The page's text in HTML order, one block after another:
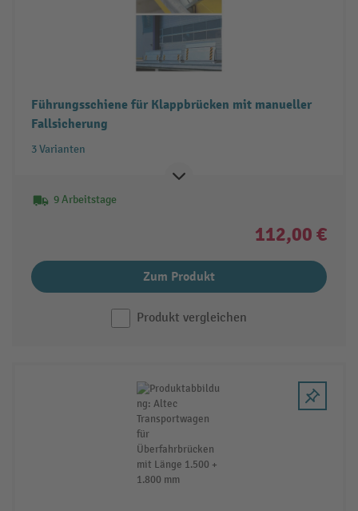
Führungsschiene für Klappbrücken mit manueller
Fallsicherung
3 Varianten
9 Arbeitstage
112,00 €
Zum Produkt
Produkt vergleichen